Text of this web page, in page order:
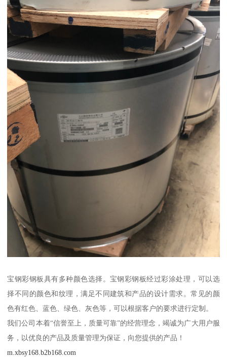
宝钢彩钢板具有多种颜色选择。宝钢彩钢板经过彩涂处理，可以选
择不同的颜色和纹理，满足不同建筑和产品的设计需求。常见的颜
色有红色、蓝色、绿色、灰色等，可以根据客户的要求进行定制。
我们公司本着“信誉至上，质量可靠”的经营理念，竭诚为广大用户服
务，以优良的产品及质量管理为保证，向您提供的产品！
m.xbsy168.b2b168.com